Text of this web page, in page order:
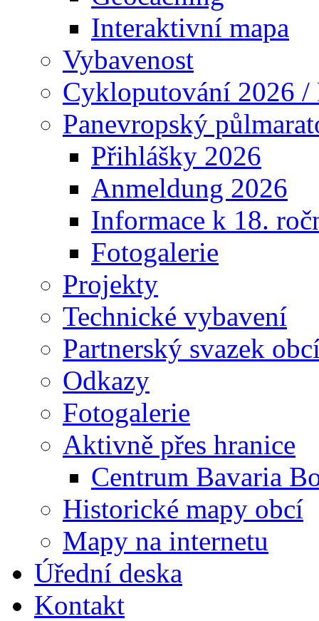
Interaktivní mapa
Vybavenost
Cykloputování 2026 /
Panevropský
Přihlášky 2026
Anmeldung 2026
Informace k 18.
Fotogalerie
Projekty
Technické vybavení
Partnerský svazek
Odkazy
Fotogalerie
Aktivně přes hranice
Centrum Bavaria
Historické mapy obcí
Mapy na internetu
Úřední deska
Kontakt